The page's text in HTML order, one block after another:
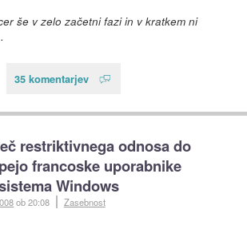
še v zelo začetni fazi in v kratkem ni
35 komentarjev
restriktivnega odnosa do
francoske uporabnike
Windows
ob 20:08 Zasebnost